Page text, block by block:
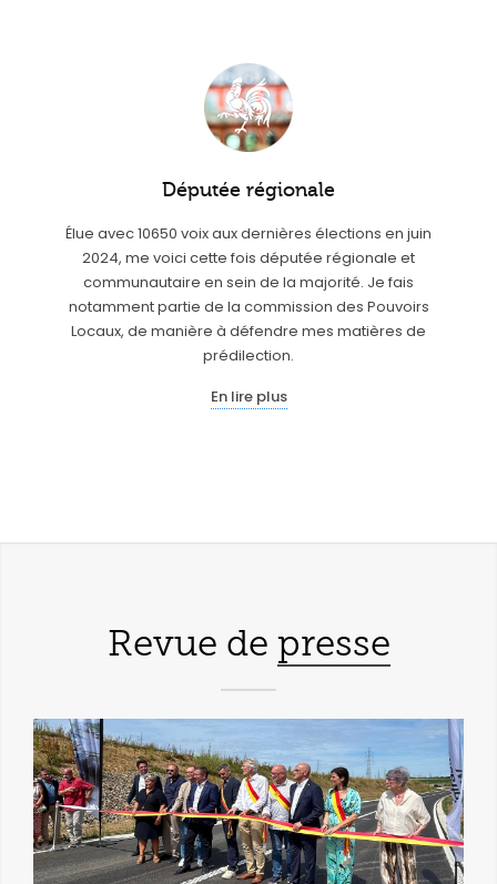
Députée régionale
Élue avec 10650 voix aux dernières élections en juin
2024, me voici cette fois députée régionale et
communautaire en sein de la majorité. Je fais
notamment partie de la commission des Pouvoirs
Locaux, de manière à défendre mes matières de
prédilection.
En lire plus
Revue de presse